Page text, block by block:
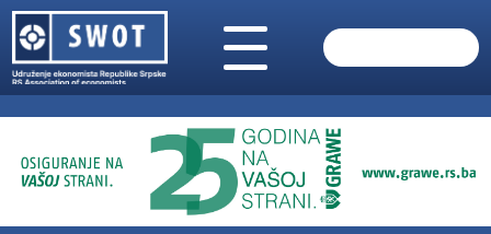
VIJESTI
AKTUELNO